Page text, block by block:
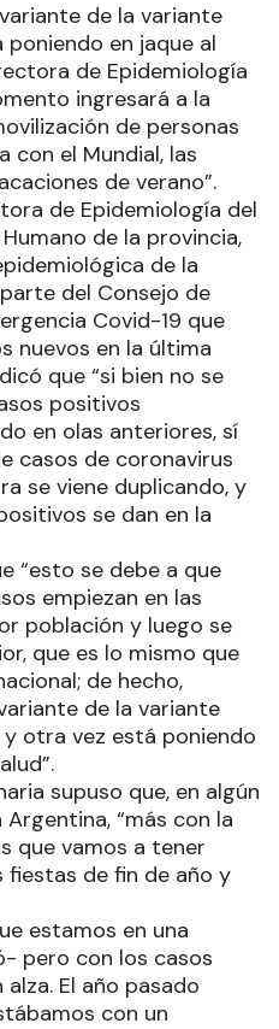
de la variante
en jaque al
de Epidemiología
ingresará a la
de personas
con el Mundial, las
de verano”.
de Epidemiología del
de la provincia,
de la
del Consejo de
Covid-19 que
nuevos en la última
que “si bien no se
positivos
en olas anteriores, sí
casos de coronavirus
se viene duplicando, y
se dan en la
“esto se debe a que
empiezan en las
población y luego se
que es lo mismo que
de hecho,
de la variante
otra vez está poniendo
supuso que, en algún
“más con la
que vamos a tener
fiestas de fin de año y
estamos en una
pero con los casos
El año pasado
con un